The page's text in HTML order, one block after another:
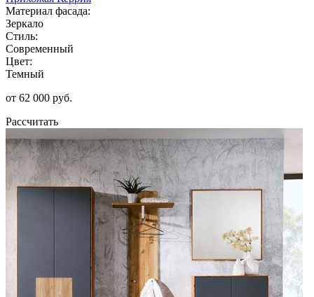
Материал фасада:
Зеркало
Стиль:
Современный
Цвет:
Темный
от 62 000 руб.
Рассчитать